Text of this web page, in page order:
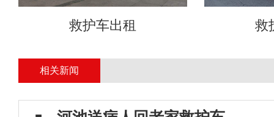
救护车出租 救
相关新闻